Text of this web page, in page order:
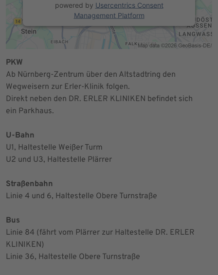
powered by Usercentrics Consent
Management Platform
PKW
Ab Nürnberg-Zentrum über den Altstadtring den
Wegweisern zur Erler-Klinik folgen.
Direkt neben den DR. ERLER KLINIKEN befindet sich
ein Parkhaus.
U-Bahn
U1, Haltestelle Weißer Turm
U2 und U3, Haltestelle Plärrer
Straßenbahn
Linie 4 und 6, Haltestelle Obere Turnstraße
Bus
Linie 84 (fährt vom Plärrer zur Haltestelle DR. ERLER
KLINIKEN)
Linie 36, Haltestelle Obere Turnstraße